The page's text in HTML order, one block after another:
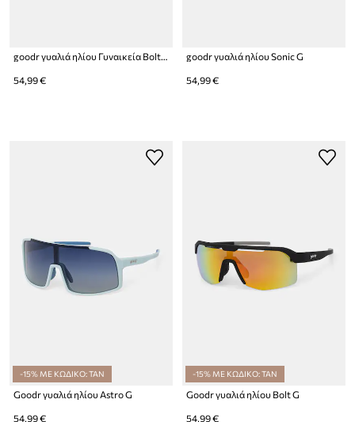
54,99 €
goodr γυαλιά ηλίου Sonic G
54,99 €
-15% ΜΕ ΚΩΔΙΚΟ: TAN
Goodr γυαλιά ηλίου Astro G
54,99 €
-15% ΜΕ ΚΩΔΙΚΟ: TAN
Goodr γυαλιά ηλίου Bolt G
54,99 €